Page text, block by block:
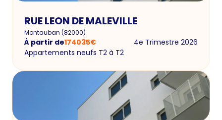
RUE LEON DE MALEVILLE
Montauban (82000)
À partir de174035€
4e Trimestre 2026
Appartements neufs T2 à T2